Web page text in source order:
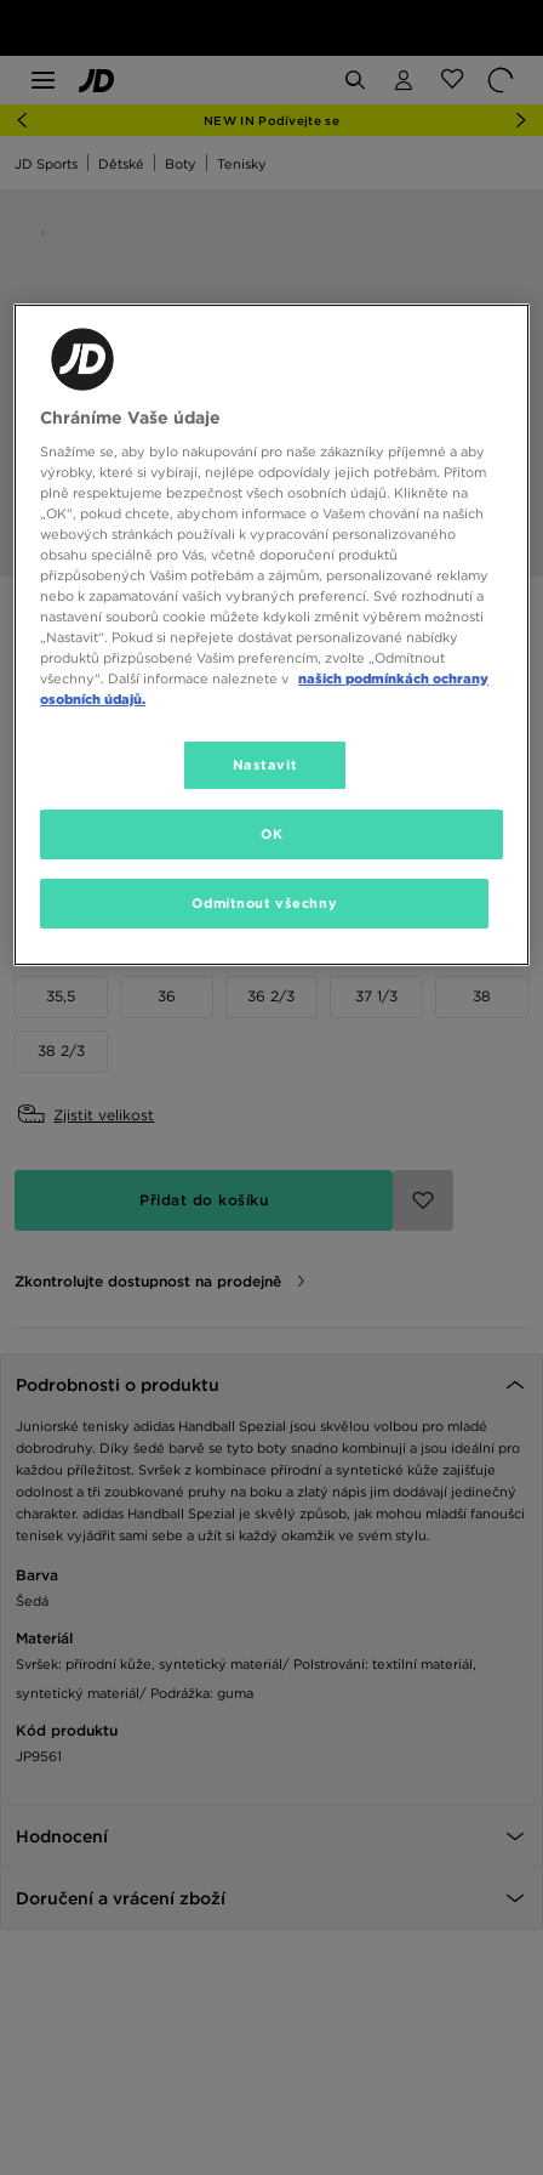
NEW IN Podívejte se
JD Sports Dětské Boty Tenisky
ADIDAS HANDBALL SPEZIAL J
1590 Kč
Vyberte velikost
EU US
35,5 36 36 2/3 37 1/3 38
38 2/3
Zjistit velikost
Přidat do košíku
Zkontrolujte dostupnost na prodejně
Podrobnosti o produktu
Juniorské tenisky adidas Handball Spezial jsou skvělou volbou pro mladé
dobrodruhy. Díky šedé barvě se tyto boty snadno kombinují a jsou ideální pro
každou příležitost. Svršek z kombinace přírodní a syntetické kůže zajišťuje
odolnost a tři zoubkované pruhy na boku a zlatý nápis jim dodávají jedinečný
charakter. adidas Handball Spezial je skvělý způsob, jak mohou mladší fanoušci
tenisek vyjádřit sami sebe a užít si každý okamžik ve svém stylu.
Barva
Šedá
Materiál
Svršek: přírodní kůže, syntetický materiál/ Polstrování: textilní materiál,
syntetický materiál/ Podrážka: guma
Kód produktu
JP9561
Hodnocení
Doručení a vrácení zboží
Chráníme Vaše údaje
Snažíme se, aby bylo nakupování pro naše zákazníky příjemné a aby
výrobky, které si vybírají, nejlépe odpovídaly jejich potřebám. Přitom
plně respektujeme bezpečnost všech osobních údajů. Klikněte na
„OK“, pokud chcete, abychom informace o Vašem chování na našich
webových stránkách používali k vypracování personalizovaného
obsahu speciálně pro Vás, včetně doporučení produktů
přizpůsobených Vašim potřebám a zájmům, personalizované reklamy
nebo k zapamatování vašich vybraných preferencí. Své rozhodnutí a
nastavení souborů cookie můžete kdykoli změnit výběrem možnosti
„Nastavit“. Pokud si nepřejete dostávat personalizované nabídky
produktů přizpůsobené Vašim preferencím, zvolte „Odmítnout
všechny“. Další informace naleznete v našich podmínkách ochrany
osobních údajů.
Nastavit
Odmítnout všechny
OK